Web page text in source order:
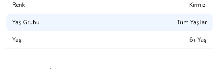
Renk Kırmızı
Yaş Grubu Tüm Yaşlar
Yaş 6+ Yaş